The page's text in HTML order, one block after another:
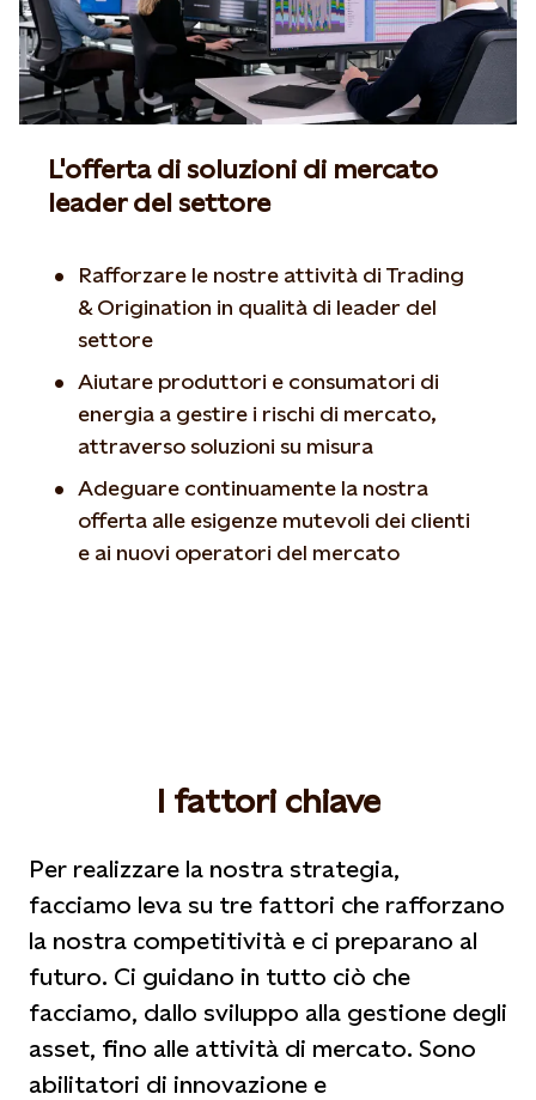
L'offerta di soluzioni di mercato
leader del settore
Rafforzare le nostre attività di Trading
& Origination in qualità di leader del
settore
Aiutare produttori e consumatori di
energia a gestire i rischi di mercato,
attraverso soluzioni su misura
Adeguare continuamente la nostra
offerta alle esigenze mutevoli dei clienti
e ai nuovi operatori del mercato
I fattori chiave
Per realizzare la nostra strategia,
facciamo leva su tre fattori che rafforzano
la nostra competitività e ci preparano al
futuro. Ci guidano in tutto ciò che
facciamo, dallo sviluppo alla gestione degli
asset, fino alle attività di mercato. Sono
abilitatori di innovazione e